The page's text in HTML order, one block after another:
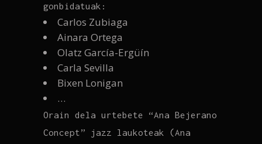
gonbidatuak:
Carlos Zubiaga
Ainara Ortega
Olatz García-Ergüín
Carla Sevilla
Bixen Lonigan
…
Orain dela urtebete “Ana Bejerano
Concept” jazz laukoteak (Ana